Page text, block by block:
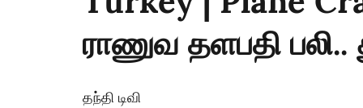
ராணுவ தளபதி பலி..
தந்தி டிவி